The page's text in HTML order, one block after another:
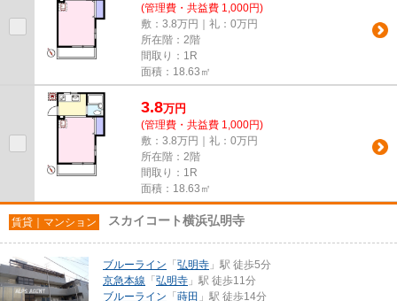
(管理費・共益費 1,000円)
敷：3.8万円｜礼：0万円
所在階：2階
間取り：1R
面積：18.63㎡
3.8万円
(管理費・共益費 1,000円)
敷：3.8万円｜礼：0万円
所在階：2階
間取り：1R
面積：18.63㎡
賃貸｜マンション スカイコート横浜弘明寺
ブルーライン 「 弘明寺 」駅 徒歩5分
京急本線 「 弘明寺 」駅 徒歩11分
ブルーライン 「 蒔田 」駅 徒歩14分